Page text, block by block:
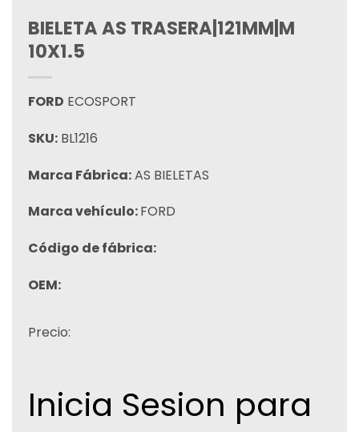
BIELETA AS TRASERA|121MM|M
10X1.5
FORD ECOSPORT
SKU: BL1216
Marca Fábrica:AS BIELETAS
Marca vehículo:FORD
Código de fábrica:
OEM:
Precio:
Inicia Sesion para